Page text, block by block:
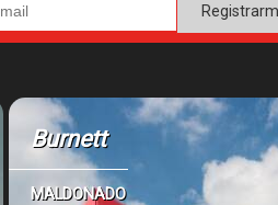
Burnett
MALDONADO